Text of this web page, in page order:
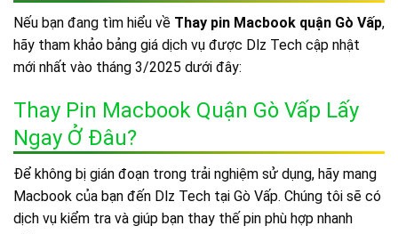
Nếu bạn đang tìm hiểu về Thay pin Macbook quận Gò Vấp,
hãy tham khảo bảng giá dịch vụ được Dlz Tech cập nhật
mới nhất vào tháng 3/2025 dưới đây:
Thay Pin Macbook Quận Gò Vấp Lấy
Ngay Ở Đâu?
Để không bị gián đoạn trong trải nghiệm sử dụng, hãy mang
Macbook của bạn đến Dlz Tech tại Gò Vấp. Chúng tôi sẽ có
dịch vụ kiểm tra và giúp bạn thay thế pin phù hợp nhanh